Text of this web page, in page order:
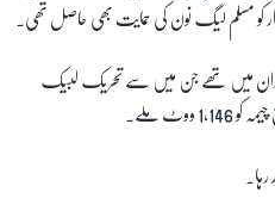
کو مسلم لیگ نون کی حمایت بھی حاصل تھی۔
میدان میں تھے جن میں سے تحریک لبیک
کو 1,146 ووٹ ملے۔